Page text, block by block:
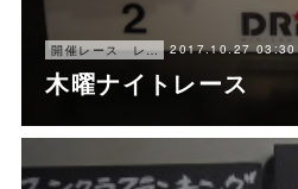
開催レース レポート 2017.10.27 03:30
木曜ナイトレース